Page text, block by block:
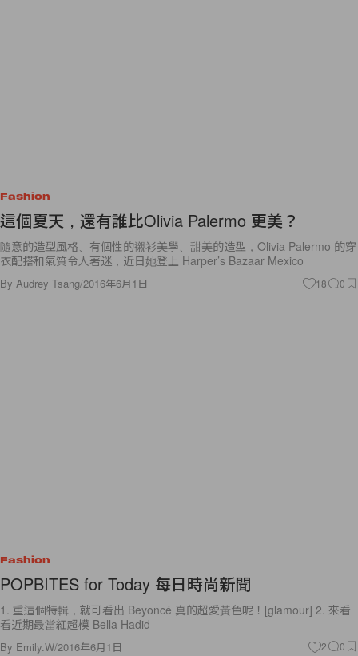
Fashion
這個夏天，還有誰比Olivia Palermo 更美？
隨意的造型風格、有個性的襯衫美學、甜美的造型，Olivia Palermo 的穿
衣配搭和氣質令人著迷，近日她登上 Harper’s Bazaar Mexico
By Audrey Tsang/2016年6月1日 18 0
Fashion
POPBITES for Today 每日時尚新聞
1. 重這個特輯，就可看出 Beyoncé 真的超愛黃色呢！[glamour] 2. 來看
看近期最當紅超模 Bella Hadid
By Emily.W/2016年6月1日 2 0